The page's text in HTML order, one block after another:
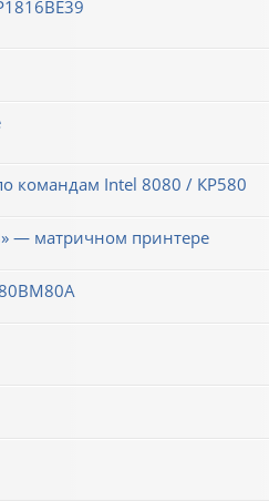
командам Intel 8080 / КР580
— матричном принтере